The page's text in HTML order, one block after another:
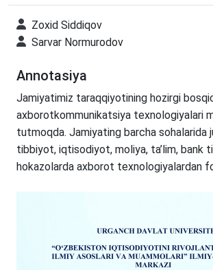
Zoxid Siddiqov
Sarvar Normurodov
Annotasiya
Jamiyatimiz taraqqiyotining hozirgi
axborotkommunikatsiya texnologiyalari
tutmoqda. Jamiyating barcha sohalarida
tibbiyot, iqtisodiyot, moliya, ta’lim, bank
hokazolarda axborot texnologiyalardan